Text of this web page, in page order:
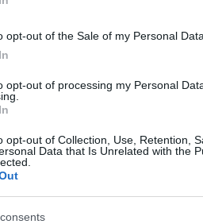
opt-out of the Sale of my Personal Data.
opt-out of processing my Personal
opt-out of Collection, Use, Retention,
Data that Is Unrelated with the
membri —Italia,Francia ,
ai cittadini.
giovani e mondo digitale,
che hanno introdotto
si propone come uno
frammentato.